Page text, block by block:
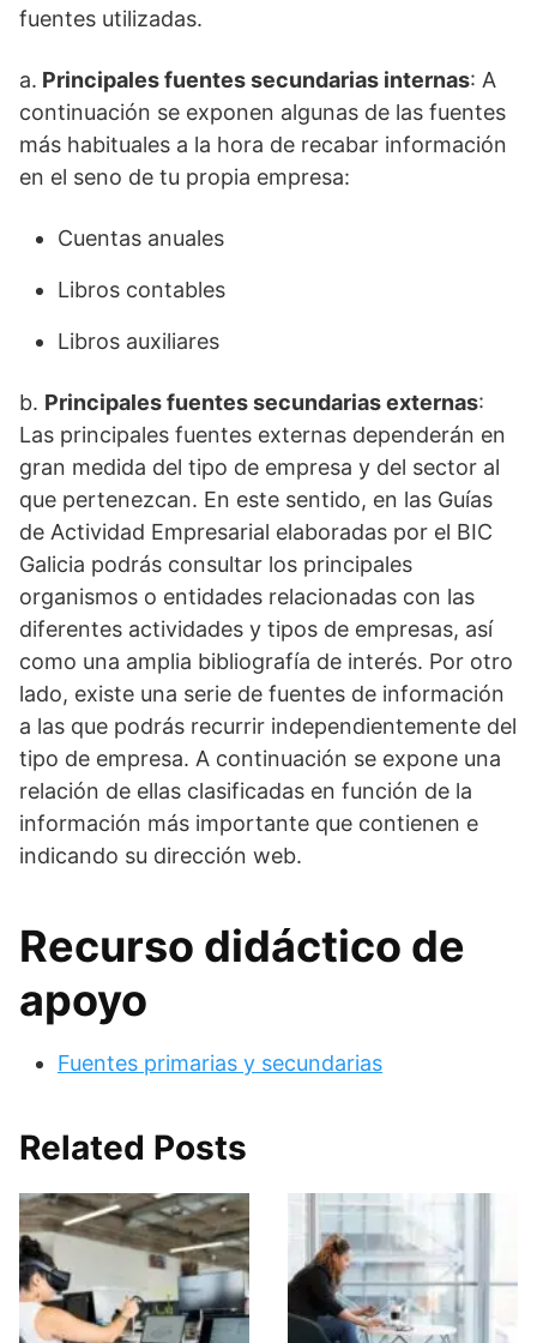
fuentes utilizadas.
a. Principales fuentes secundarias internas: A
continuación se exponen algunas de las fuentes
más habituales a la hora de recabar información
en el seno de tu propia empresa:
Cuentas anuales
Libros contables
Libros auxiliares
b. Principales fuentes secundarias externas:
Las principales fuentes externas dependerán en
gran medida del tipo de empresa y del sector al
que pertenezcan. En este sentido, en las Guías
de Actividad Empresarial elaboradas por el BIC
Galicia podrás consultar los principales
organismos o entidades relacionadas con las
diferentes actividades y tipos de empresas, así
como una amplia bibliografía de interés. Por otro
lado, existe una serie de fuentes de información
a las que podrás recurrir independientemente del
tipo de empresa. A continuación se expone una
relación de ellas clasificadas en función de la
información más importante que contienen e
indicando su dirección web.
Recurso didáctico de
apoyo
Fuentes primarias y secundarias
Related Posts